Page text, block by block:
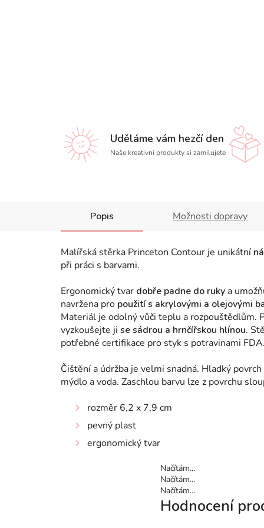
Uděláme vám hezčí den
Naše kreativní produkty si zamilujete
Popis Možnosti dopravy
Malířská stěrka Princeton Contour je unikátní
při práci s barvami.
Ergonomický tvar dobře padne do ruky a
navržena pro použití s akrylovými a olejovými
Materiál je odolný vůči teplu a rozpouštědlům.
vyzkoušejte ji se sádrou a hrnčířskou hlínou.
potřebné certifikace pro styk s potravinami FDA.
Čištění a údržba je velmi snadná. Hladký
mýdlo a voda. Zaschlou barvu lze z povrchu
rozměr 6,2 x 7,9 cm
pevný plast
ergonomický tvar
Načítám...
Načítám...
Načítám...
Hodnocení